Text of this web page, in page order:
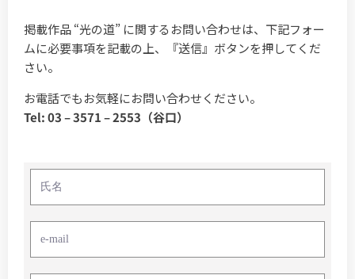
掲載作品 “光の道” に関するお問い合わせは、下記フォー
ムに必要事項を記載の上、『送信』ボタンを押してくだ
さい。
お電話でもお気軽にお問い合わせください。
Tel: 03 – 3571 – 2553（谷口）